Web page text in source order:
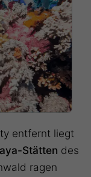
entfernt liegt
Stätten des
ragen